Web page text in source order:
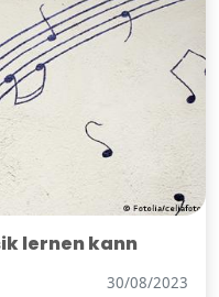
lernen kann
30/08/2023